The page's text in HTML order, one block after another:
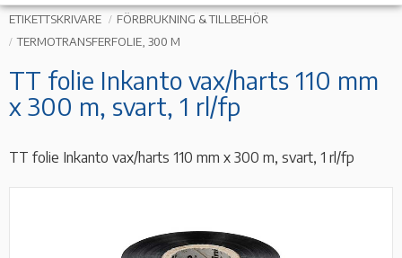
ETIKETTSKRIVARE
FÖRBRUKNING & TILLBEHÖR
TERMOTRANSFERFOLIE, 300 M
TT folie Inkanto vax/harts 110 mm
x 300 m, svart, 1 rl/fp
TT folie Inkanto vax/harts 110 mm x 300 m, svart, 1 rl/fp